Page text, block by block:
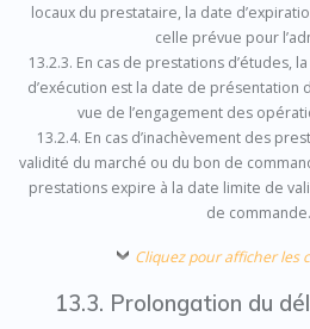
locaux du prestataire, la date
celle prévue pour
13.2.3. En cas de prestations d’études,
d’exécution est la date de présentation
vue de l’engagement des
13.2.4. En cas d’inachèvement des
validité du marché ou du bon de
prestations expire à la date limite de
de commande.
Cliquez pour afficher les
13.3. Prolongation du